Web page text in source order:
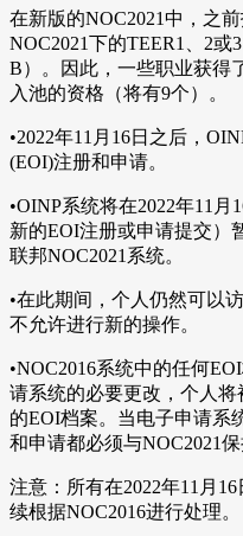
在新版的NOC2021中，之
NOC2021下的TEER1、2
B）。因此，一些职业获得
入池的资格（将有9个）。
•2022年11月16日之后，
(EOI)注册和申请。
•OINP系统将在2022年11
新的EOI注册或申请提交）
联邦NOC2021系统。
•在此期间，个人仍然可以
不允许进行新的操作。
•NOC2016系统中的任何
请系统的必要更改，个人
的EOI档案。当电子申请系
和申请都必须与NOC2021保
注意：所有在2022年11月
续根据NOC2016进行处理。